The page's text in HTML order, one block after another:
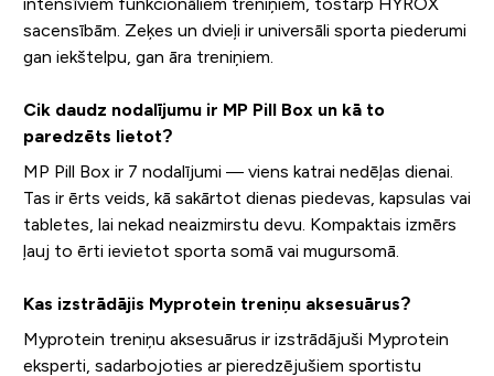
sacensībām. Zeķes un dvieļi ir universāli sporta piederumi
gan iekštelpu, gan āra treniņiem.
Cik daudz nodalījumu ir MP Pill Box un kā to
paredzēts lietot?
MP Pill Box ir 7 nodalījumi — viens katrai nedēļas dienai.
Tas ir ērts veids, kā sakārtot dienas piedevas, kapsulas vai
tabletes, lai nekad neaizmirstu devu. Kompaktais izmērs
ļauj to ērti ievietot sporta somā vai mugursomā.
Kas izstrādājis Myprotein treniņu aksesuārus?
Myprotein treniņu aksesuārus ir izstrādājuši Myprotein
eksperti, sadarbojoties ar pieredzējušiem sportistu